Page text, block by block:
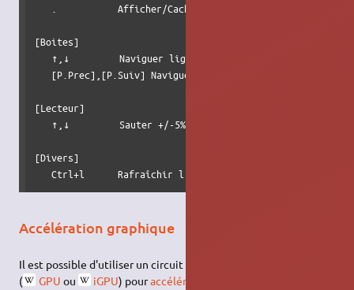
.
↑,↓
↑,↓
   Ctrl+l      Rafraîchir l'écran
Accélération graphique
Il est possible d'utiliser un circuit dédié de la carte graphique
(
GPU ou iGPU) pouraccélérer le décodage